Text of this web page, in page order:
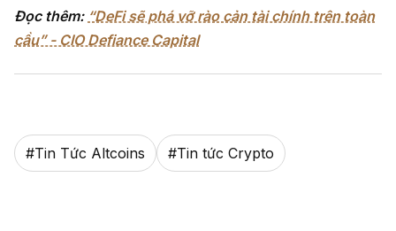
Đọc thêm: “DeFi sẽ phá vỡ rào cản tài chính trên toàn
cầu” - CIO Defiance Capital
#Tin Tức Altcoins #Tin tức Crypto